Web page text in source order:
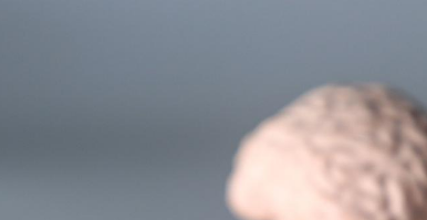
La sieste empêche-t-elle
de dormir la nuit ?